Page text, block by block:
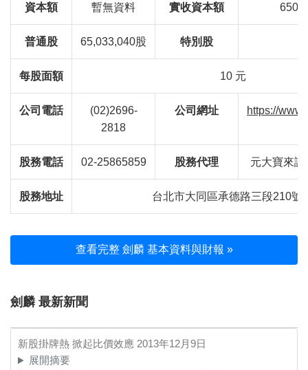
資本額 暫無資料 實收資本額
普通股 65,033,040股 特別股
每股面額 10 元
公司電話
(02)2696-
2818
公司網址 https://
股務電話 02-25865859 股務代理 元大寶來
股務地址 台北市大同區承德路三段210號
查看完整 劍麟 基本資料與財報 »
劍麟 最新新聞
新股掛牌熱 掀起比價效應 2013年12月9日
展開摘要